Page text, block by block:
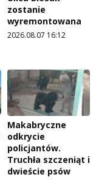
zostanie
wyremontowana
2026.08.07 16:12
Makabryczne
odkrycie
policjantów.
Truchła szczeniąt i
dwieście psów